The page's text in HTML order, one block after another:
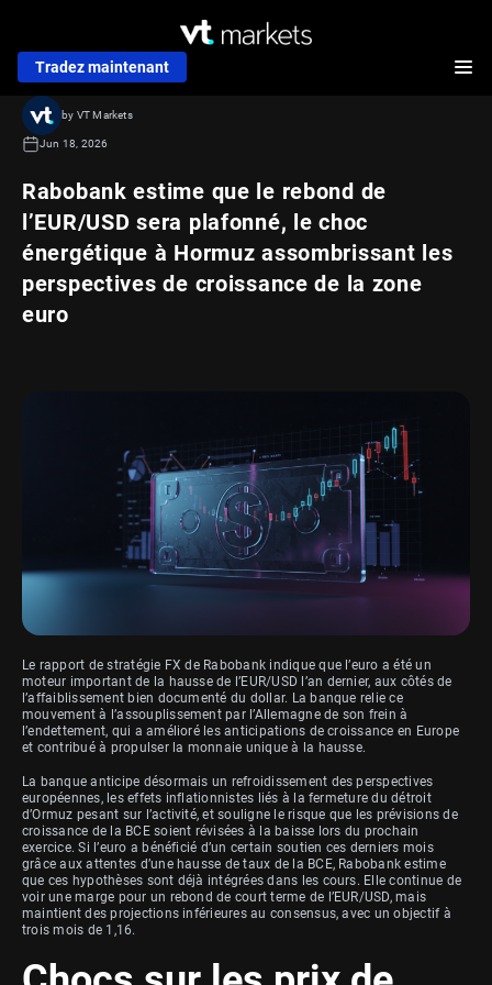
Tradez maintenant
Rabobank estime que le rebond de
l’EUR/USD sera plafonné, le choc
énergétique à Hormuz assombrissant les
perspectives de croissance de la zone
euro
by VT Markets
Jun 18, 2026
Le rapport de stratégie FX de Rabobank indique que l’euro a été un
moteur important de la hausse de l’EUR/USD l’an dernier, aux côtés de
l’affaiblissement bien documenté du dollar. La banque relie ce
mouvement à l’assouplissement par l’Allemagne de son frein à
l’endettement, qui a amélioré les anticipations de croissance en Europe
et contribué à propulser la monnaie unique à la hausse.
La banque anticipe désormais un refroidissement des perspectives
européennes, les effets inflationnistes liés à la fermeture du détroit
d’Ormuz pesant sur l’activité, et souligne le risque que les prévisions de
croissance de la BCE soient révisées à la baisse lors du prochain
exercice. Si l’euro a bénéficié d’un certain soutien ces derniers mois
grâce aux attentes d’une hausse de taux de la BCE, Rabobank estime
que ces hypothèses sont déjà intégrées dans les cours. Elle continue de
voir une marge pour un rebond de court terme de l’EUR/USD, mais
maintient des projections inférieures au consensus, avec un objectif à
trois mois de 1,16.